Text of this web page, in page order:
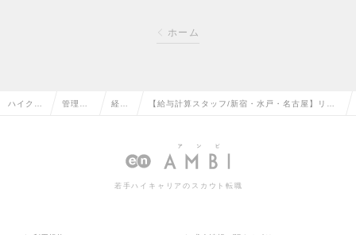
ホーム
ハイクラ 管理部 経理 【給与計算スタッフ/新宿・水戸・名古屋】リモ
求人情報
若手ハイキャリアのスカウト転職